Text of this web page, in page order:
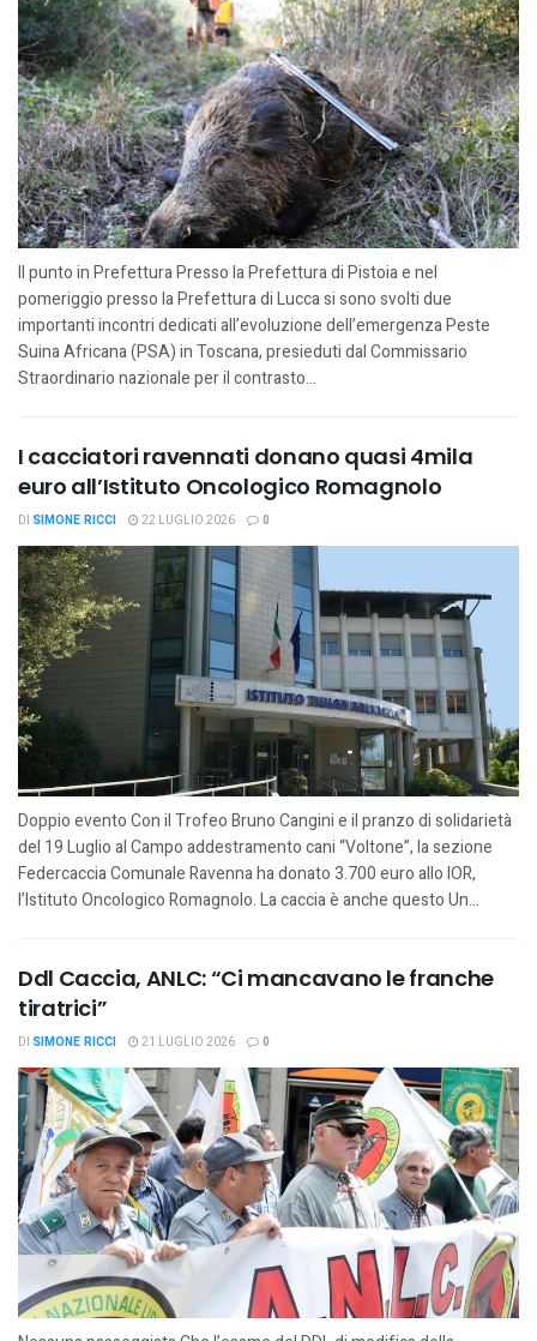
Il punto in Prefettura Presso la Prefettura di Pistoia e nel
pomeriggio presso la Prefettura di Lucca si sono svolti due
importanti incontri dedicati all’evoluzione dell’emergenza Peste
Suina Africana (PSA) in Toscana, presieduti dal Commissario
Straordinario nazionale per il contrasto...
I cacciatori ravennati donano quasi 4mila
euro all’Istituto Oncologico Romagnolo
DI SIMONE RICCI 22 LUGLIO 2026 0
Doppio evento Con il Trofeo Bruno Cangini e il pranzo di solidarietà
del 19 Luglio al Campo addestramento cani “Voltone”, la sezione
Federcaccia Comunale Ravenna ha donato 3.700 euro allo IOR,
l’Istituto Oncologico Romagnolo. La caccia è anche questo Un...
Ddl Caccia, ANLC: “Ci mancavano le franche
tiratrici”
DI SIMONE RICCI 21 LUGLIO 2026 0